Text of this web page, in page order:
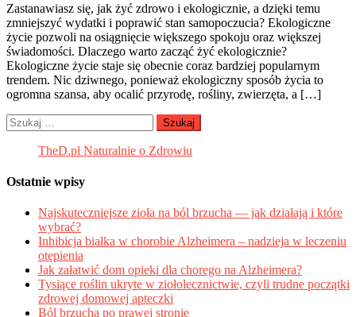
Zastanawiasz się, jak żyć zdrowo i ekologicznie, a dzięki temu
zmniejszyć wydatki i poprawić stan samopoczucia? Ekologiczne
życie pozwoli na osiągnięcie większego spokoju oraz większej
świadomości. Dlaczego warto zacząć żyć ekologicznie?
Ekologiczne życie staje się obecnie coraz bardziej popularnym
trendem. Nic dziwnego, ponieważ ekologiczny sposób życia to
ogromna szansa, aby ocalić przyrodę, rośliny, zwierzęta, a […]
Szukaj:
TheD.pl Naturalnie o Zdrowiu
Ostatnie wpisy
Najskuteczniejsze zioła na ból brzucha — jak działają i które
wybrać?
Inhibicja białka w chorobie Alzheimera – nadzieja w leczeniu
otępienia
Jak załatwić dom opieki dla chorego na Alzheimera?
Tysiące roślin ukryte w ziołolecznictwie, czyli trudne początki
zdrowej domowej apteczki
Ból brzucha po prawej stronie